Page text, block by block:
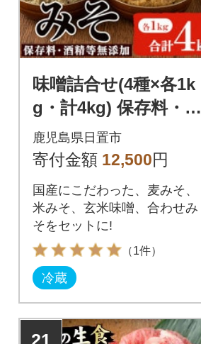
味噌詰合せ(4種×各1k
g・計4kg) 保存料・酒
精等無添加【はつゆき
屋】
鹿児島県日置市
寄付金額 12,500円
国産にこだわった、麦みそ、
米みそ、玄米味噌、合わせみ
そをセットに!
（1件）
冷蔵
21